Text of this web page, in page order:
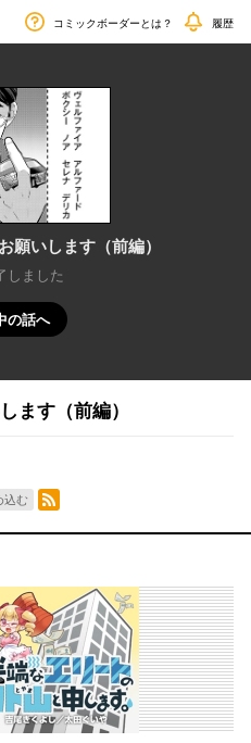
コミックボーダーとは？ 履歴
願いします（前編）
しました
の話へ
ます（前編）
込む
RSSフィード